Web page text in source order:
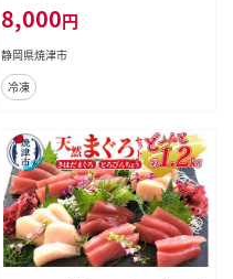
8,000円
静岡県焼津市
冷凍